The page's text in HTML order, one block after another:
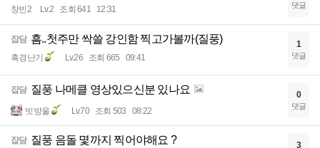
창빈2 Lv.2 조회 641 12:31 댓글
잡담 흠..첫주만 싹쓸 강인함 찍고가볼까(질풍)
흑경난기 Lv.26 조회 665 09:41
1
댓글
잡담 질풍 나메클 영상있으신분 있나요
빗방울 Lv.70 조회 503 08:22
0
댓글
잡담 질풍 음돌 몇까지 찍어야해요 ? 3